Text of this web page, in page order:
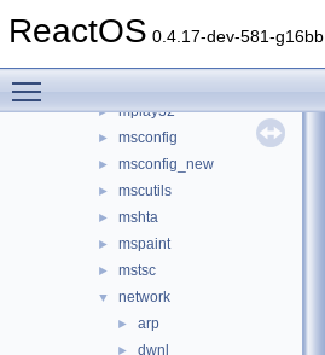
ReactOS 0.4.17-dev-581-
► logoff
► mplay32
► msconfig
► msconfig_new
► mscutils
► mshta
► mspaint
► mstsc
▼ network
► arp
► dwnl